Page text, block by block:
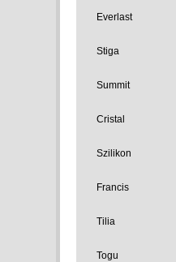
Everlast
Stiga
Summit
Cristal
Szilikon
Francis
Tilia
Togu